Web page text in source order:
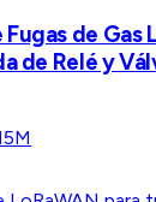
de Gas
de Relé y